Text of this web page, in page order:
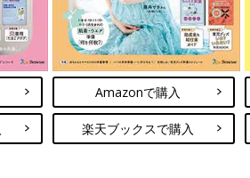
Amazonで購入
楽天ブックスで購入